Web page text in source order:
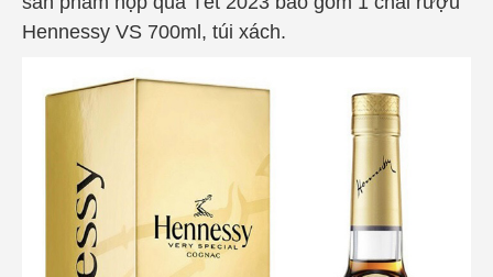
Hennessy VS 700ml, túi xách.